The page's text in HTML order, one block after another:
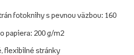
fotoknihy s pevnou väzbou: 160
papiera: 200 g/m2
flexibilné stránky